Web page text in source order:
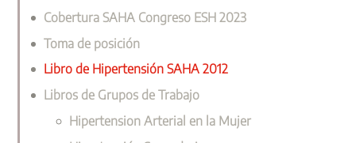
Cobertura SAHA Congreso ESH 2023
Toma de posición
Libro de Hipertensión SAHA 2012
Libros de Grupos de Trabajo
Hipertension Arterial en la Mujer